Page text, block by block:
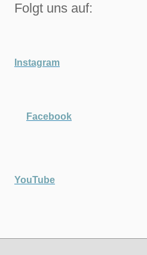
Folgt uns auf:
Instagram
Facebook
YouTube